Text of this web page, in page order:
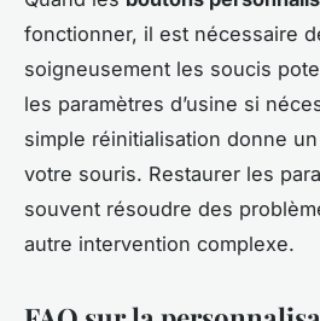
fonctionner, il est nécessaire
soigneusement les soucis
les paramètres d’usine si
simple réinitialisation donne
votre souris. Restaurer les
souvent résoudre des
autre intervention complexe.